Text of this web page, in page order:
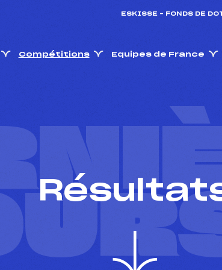
ESKISSE – FONDS DE
Compétitions Equipes de France